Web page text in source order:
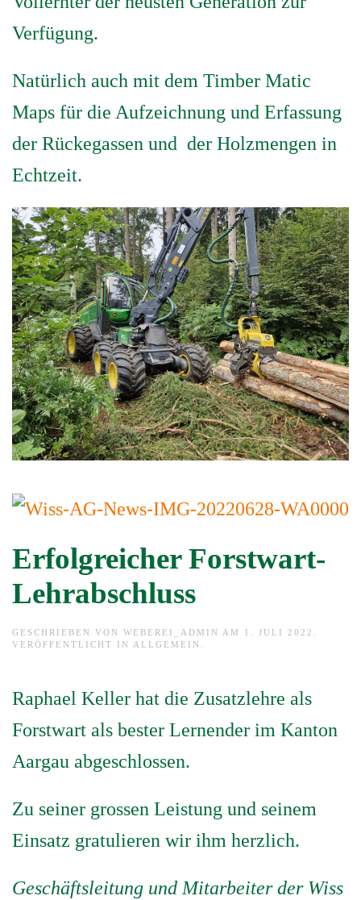
Verfügung.
Natürlich auch mit dem Timber Matic
Maps für die Aufzeichnung und Erfassung
der Rückegassen und der Holzmengen in
Echtzeit.
Erfolgreicher Forstwart-
Lehrabschluss
GESCHRIEBEN VON WEBEREI_ADMIN AM 1. JULI 2022 .
VERÖFFENTLICHT IN ALLGEMEIN .
Raphael Keller hat die Zusatzlehre als
Forstwart als bester Lernender im Kanton
Aargau abgeschlossen.
Zu seiner grossen Leistung und seinem
Einsatz gratulieren wir ihm herzlich.
Geschäftsleitung und Mitarbeiter der Wiss